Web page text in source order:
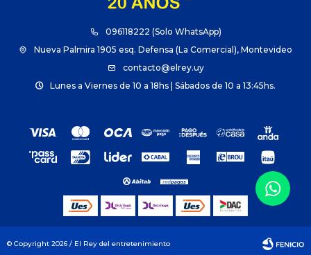
096118222 (Solo WhatsApp)
Nueva Palmira 1905 esq. Defensa (La Comercial), Montevideo
contacto@elrey.uy
Lunes a Viernes de 10 a 18hs | Sábados de 10 a 13:45hs.
© Copyright 2026 / El Rey del entretenimiento